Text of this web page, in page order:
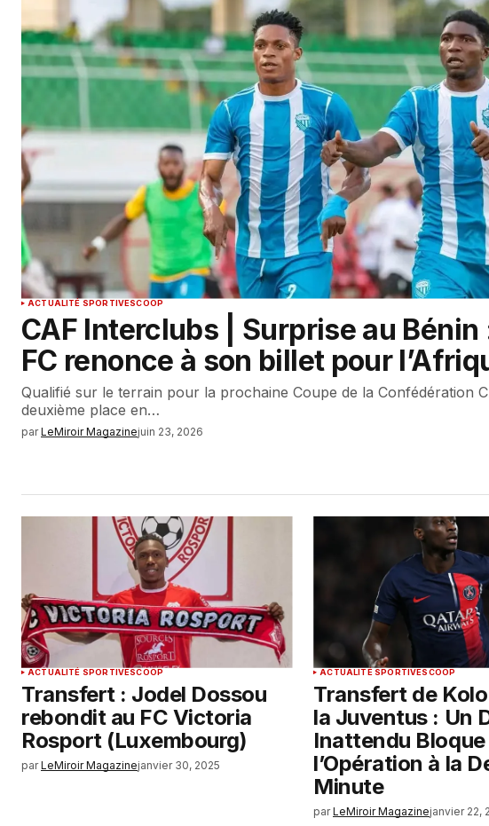
ACTUALITÉ SPORTIVESCOOP
CAF Interclubs | Surprise au Bénin
FC renonce à son billet pour
Qualifié sur le terrain pour la prochaine Coupe de la Confédération
deuxième place en…
par LeMiroir Magazinejuin 23, 2026
ACTUALITÉ SPORTIVESCOOP
Transfert : Jodel Dossou
rebondit au FC Victoria
Rosport (Luxembourg)
par LeMiroir Magazinejanvier 30, 2025
ACTUALITÉ SPORTIVESCOOP
Transfert de
la Juventus : Un
Inattendu Bloque
l’Opération à la
Minute
par LeMiroir Magazinejanvier 22,